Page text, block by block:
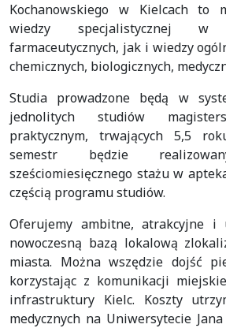
Kochanowskiego w Kielcach to
wiedzy specjalistycznej
farmaceutycznych, jak i wiedzy
chemicznych, biologicznych,
Studia prowadzone będą w
jednolitych studiów
praktycznym, trwających 5,5
semestr będzie
sześciomiesięcznego stażu w
częścią programu studiów.
Oferujemy ambitne, atrakcyjne
nowoczesną bazą lokalową
miasta. Można wszędzie dojść
korzystając z komunikacji
infrastruktury Kielc. Koszty
medycznych na Uniwersytecie